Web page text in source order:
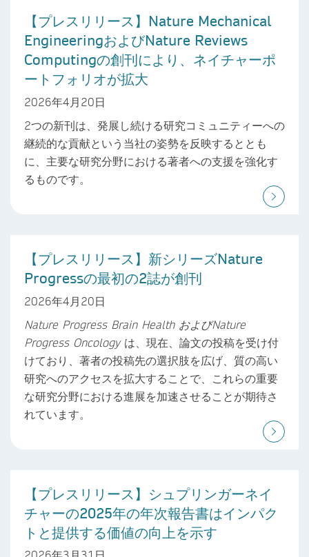
【プレスリリース】Nature Mechanical
EngineeringおよびNature Reviews
Computingの創刊により、ネイチャーポ
ートフォリオが拡大
2026年4月20日
2つの新刊は、発展し続ける研究コミュニティーへの
継続的な貢献という当社の姿勢を反映するととも
に、主要な研究分野における著者への支援を強化す
るものです。
【プレスリリース】新シリーズNature
Progressの最初の2誌が創刊
2026年4月20日
Nature Progress Brain Health およびNature
Progress Oncology は、現在、論文の投稿を受け付
けており、著者の投稿先の選択肢を広げ、質の高い
研究へのアクセスを拡大することで、これらの重要
な研究分野における進展を加速させることが期待さ
れています。
【プレスリリース】シュプリンガーネイ
チャーの2025年の年次報告書はインパク
トと提供する価値の向上を示す